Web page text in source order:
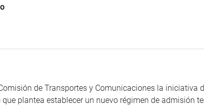
de Transportes y Comunicaciones la iniciativa
plantea establecer un nuevo régimen de admisión